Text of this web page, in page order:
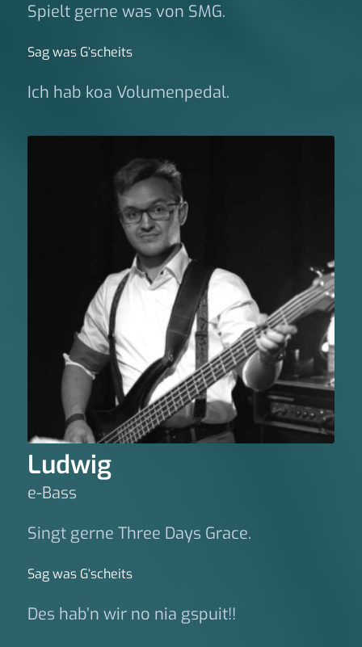
Spielt gerne was von SMG.
Sag was G‘scheits
Ich hab koa Volumenpedal.
Ludwig
e-Bass
Singt gerne Three Days Grace.
Sag was G‘scheits
Des hab’n wir no nia gspuit!!